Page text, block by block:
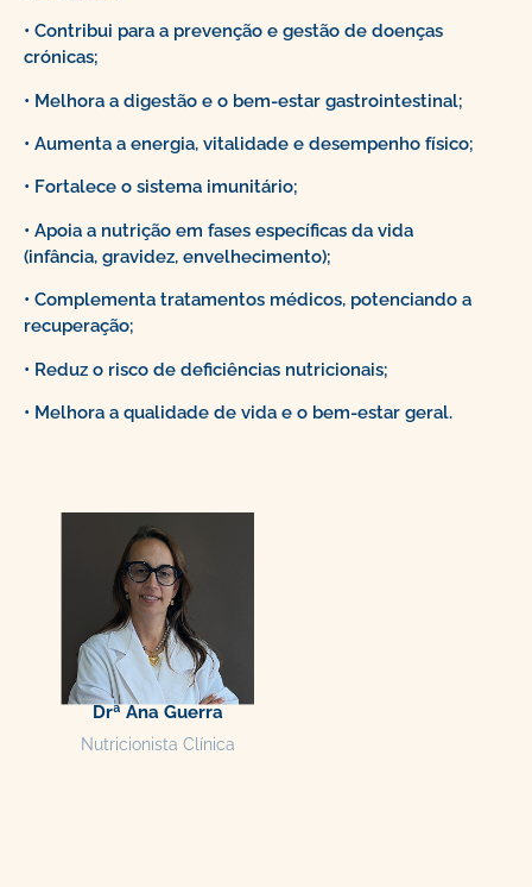
• Contribui para a prevenção e gestão de doenças
crónicas;
• Melhora a digestão e o bem-estar gastrointestinal;
• Aumenta a energia, vitalidade e desempenho físico;
• Fortalece o sistema imunitário;
• Apoia a nutrição em fases específicas da vida
(infância, gravidez, envelhecimento);
• Complementa tratamentos médicos, potenciando a
recuperação;
• Reduz o risco de deficiências nutricionais;
• Melhora a qualidade de vida e o bem-estar geral.
Drª Ana Guerra
Nutricionista Clínica